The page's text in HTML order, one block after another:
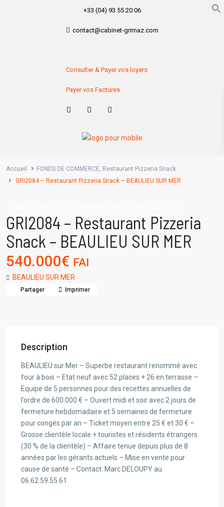
+33 (04) 93 55 20 06
contact@cabinet-grimaz.com
Consulter & Payer vos loyers
Payer vos Factures
Accueil FONDS DE COMMERCE, Restaurant Pizzeria Snack
GRI2084 – Restaurant Pizzeria Snack – BEAULIEU SUR MER
GRI2084 – Restaurant Pizzeria
Snack – BEAULIEU SUR MER
540.000€ FAI
BEAULIEU SUR MER
Partager Imprimer
Description
BEAULIEU sur Mer – Superbe restaurant renommé avec
four à bois – Etat neuf avec 52 places + 26 en terrasse –
Equipe de 5 personnes pour des recettes annuelles de
l’ordre de 600.000 € – Ouvert midi et soir avec 2 jours de
fermeture hebdomadaire et 5 semaines de fermeture
pour congés par an – Ticket moyen entre 25 € et 30 € –
Grosse clientèle locale + touristes et résidents étrangers
(30 % de la clientèle) – Affaire tenue depuis plus de 8
années par les gérants actuels – Mise en vente pour
cause de santé – Contact: Marc DELOUPY au
06.62.59.55.61